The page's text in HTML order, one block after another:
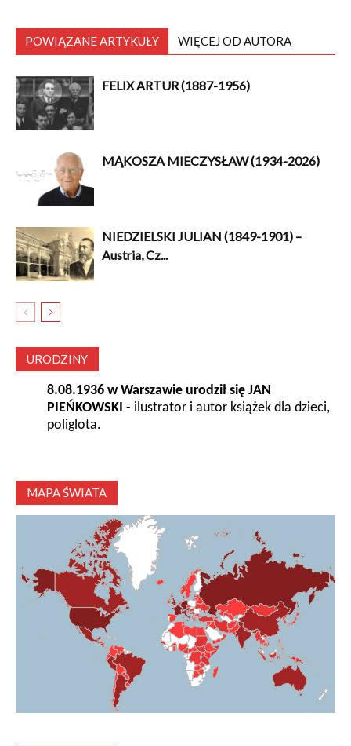
POWIĄZANE ARTYKUŁY WIĘCEJ OD AUTORA
FELIX ARTUR (1887-1956)
MĄKOSZA MIECZYSŁAW (1934-2026)
NIEDZIELSKI JULIAN (1849-1901) –
Austria, Cz...
URODZINY
8.08.1936 w Warszawie urodził się JAN
PIEŃKOWSKI - ilustrator i autor książek dla dzieci,
poliglota.
MAPA ŚWIATA